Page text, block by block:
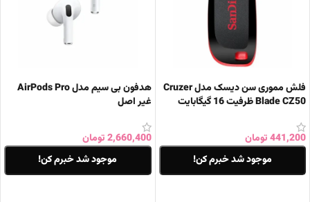
فلش مموری سن دیسک مدل Cruzer
Blade CZ50 ظرفیت 16 گیگابایت
441,200تومان
موجود شد خبرم کن!
هدفون بی‌ سیم مدل AirPods Pro
غیر اصل
2,660,400تومان
موجود شد خبرم کن!